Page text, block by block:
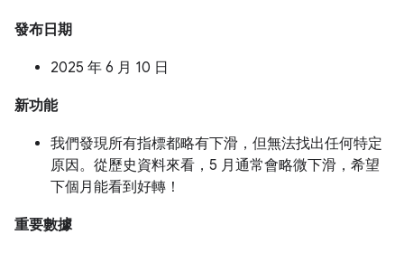
發布日期
2025 年 6 月 10 日
新功能
我們發現所有指標都略有下滑，但無法找出任何特定
原因。從歷史資料來看，5 月通常會略微下滑，希望
下個月能看到好轉！
重要數據